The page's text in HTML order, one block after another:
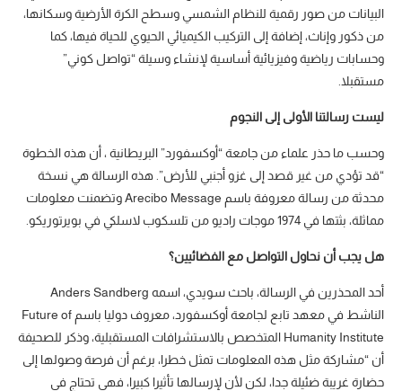
البيانات من صور رقمية للنظام الشمسي وسطح الكرة الأرضية وسكانها،
من ذكور وإناث، إضافة إلى التركيب الكيميائي الحيوي للحياة فيها، كما
وحسابات رياضية وفيزيائية أساسية لإنشاء وسيلة “تواصل كوني”
مستقبلا.
ليست رسالتنا الأولى إلى النجوم
وحسب ما حذر علماء من جامعة “أوكسفورد” البريطانية ، أن هذه الخطوة
“قد تؤدي من غير قصد إلى غزو أجنبي للأرض”. هذه الرسالة هي نسخة
محدثة من رسالة معروفة باسم Arecibo Message وتضمنت معلومات
مماثلة، بثتها في 1974 موجات راديو من تلسكوب لاسلكي في بويرتوريكو.
هل يجب أن نحاول التواصل مع الفضائيين؟
أحد المحذرين في الرسالة، باحث سويدي، اسمه Anders Sandberg
الناشط في معهد تابع لجامعة أوكسفورد، معروف دوليا باسم Future of
Humanity Institute المتخصص بالاستشرافات المستقبلية، وذكر للصحيفة
أن “مشاركة مثل هذه المعلومات تمثل خطرا، برغم أن فرصة وصولها إلى
حضارة غريبة ضئيلة جدا، لكن لأن لإرسالها تأثيرا كبيرا، فهي تحتاج في